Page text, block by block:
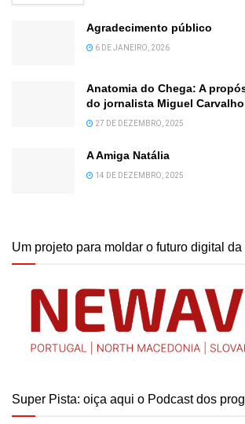
Agradecimento público
6 DE JANEIRO, 2026
Anatomia do Chega: A
do jornalista Miguel Carvalho
27 DE DEZEMBRO, 2025
A Amiga Natália
14 DE DEZEMBRO, 2025
Um projeto para moldar o futuro digital da
Super Pista: oiça aqui o Podcast dos